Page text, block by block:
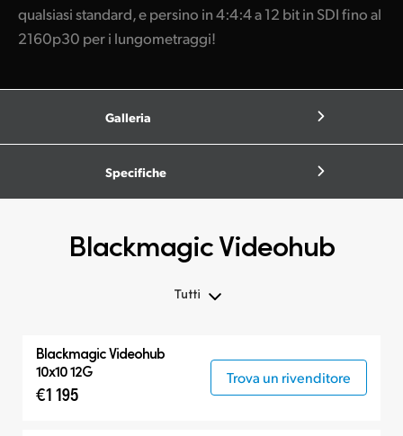
qualsiasi standard, e persino in 4:4:4 a 12 bit in SDI fino al
2160p30 per i lungometraggi!
Galleria
Specifiche
Blackmagic Videohub
Tutti
Routing
Pannelli di controllo
Blackmagic Videohub
10x10 12G
€1 195
Trova un rivenditore